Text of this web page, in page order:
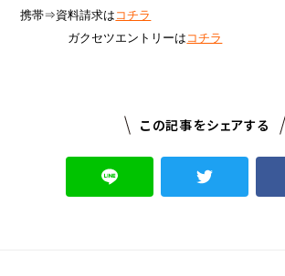
携帯⇒資料請求は コチラ
ガクセツエントリーは コチラ
この記事をシェアする